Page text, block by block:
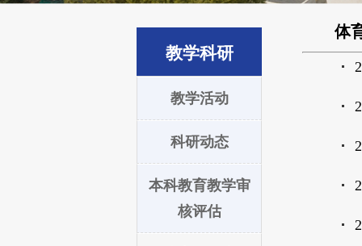
教学科研
教学活动
科研动态
本科教育教学审
核评估
体